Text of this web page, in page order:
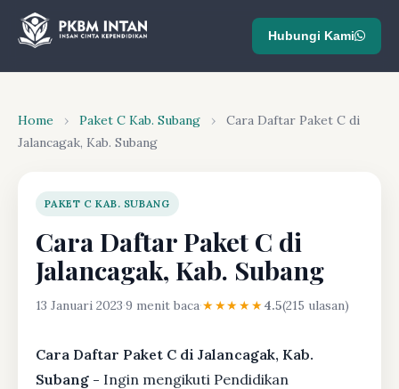
Hubungi Kami
Home › Paket C Kab. Subang ›
Cara Daftar Paket C di
Jalancagak, Kab. Subang
PAKET C KAB. SUBANG
Cara Daftar Paket C di
Jalancagak, Kab. Subang
13 Januari 2023·9 menit baca·★★★★★4.5(215 ulasan)
Cara Daftar Paket C di Jalancagak, Kab.
Subang - Ingin mengikuti Pendidikan